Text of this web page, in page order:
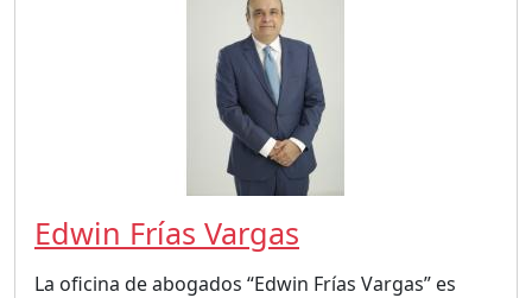
Edwin Frías Vargas
La oficina de abogados “Edwin Frías Vargas” es